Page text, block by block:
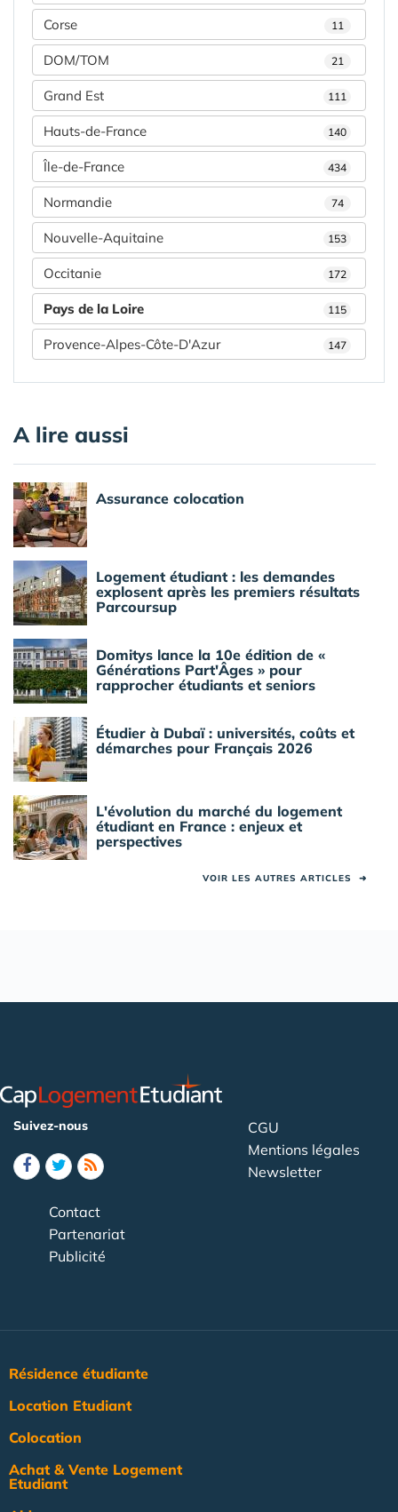
Corse 11
DOM/TOM 21
Grand Est 111
Hauts-de-France 140
Île-de-France 434
Normandie 74
Nouvelle-Aquitaine 153
Occitanie 172
Pays de la Loire 115
Provence-Alpes-Côte-D'Azur 147
A lire aussi
Assurance colocation
Logement étudiant : les demandes
explosent après les premiers résultats
Parcoursup
Domitys lance la 10e édition de «
Générations Part'Âges » pour
rapprocher étudiants et seniors
Étudier à Dubaï : universités, coûts et
démarches pour Français 2026
L'évolution du marché du logement
étudiant en France : enjeux et
perspectives
VOIR LES AUTRES ARTICLES ➜
Suivez-nous
CGU
Mentions légales
Newsletter
Contact
Partenariat
Publicité
Résidence étudiante
Location Etudiant
Colocation
Achat & Vente Logement
Etudiant